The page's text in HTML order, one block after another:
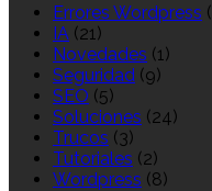
Errores Wordpress
IA (21)
Novedades (1)
Seguridad (9)
SEO (5)
Soluciones (24)
Trucos (3)
Tutoriales (2)
Wordpress (8)